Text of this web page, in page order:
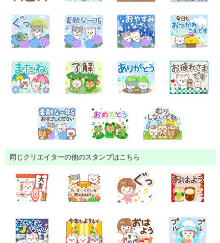
同じクリエイターの他のスタンプはこちら